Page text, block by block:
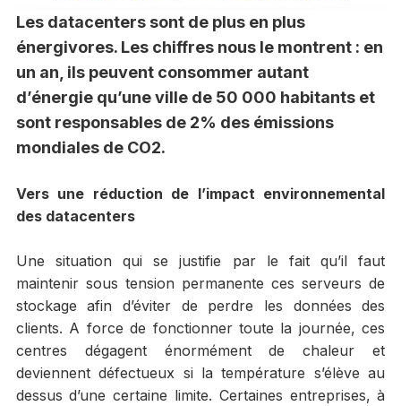
Les datacenters sont de plus en plus
énergivores. Les chiffres nous le montrent : en
un an, ils peuvent consommer autant
d’énergie qu’une ville de 50 000 habitants et
sont responsables de 2% des émissions
mondiales de CO2.
Vers une réduction de l’impact environnemental
des datacenters
Une situation qui se justifie par le fait qu’il faut
maintenir sous tension permanente ces serveurs de
stockage afin d’éviter de perdre les données des
clients. A force de fonctionner toute la journée, ces
centres dégagent énormément de chaleur et
deviennent défectueux si la température s’élève au
dessus d’une certaine limite. Certaines entreprises, à